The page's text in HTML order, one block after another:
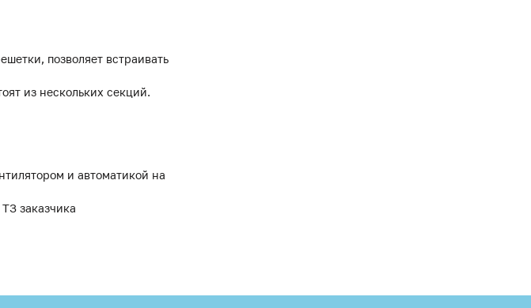
позволяет встраивать
из нескольких секций.
и автоматикой на
заказчика